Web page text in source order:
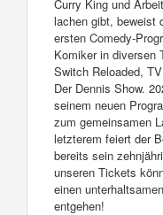
Curry King und
lachen gibt, beweist
ersten Comedy-
Komiker in diversen
Switch Reloaded,
Der Dennis Show.
seinem neuen
zum gemeinsamen
letzterem feiert der
bereits sein
unseren Tickets
einen
entgehen!